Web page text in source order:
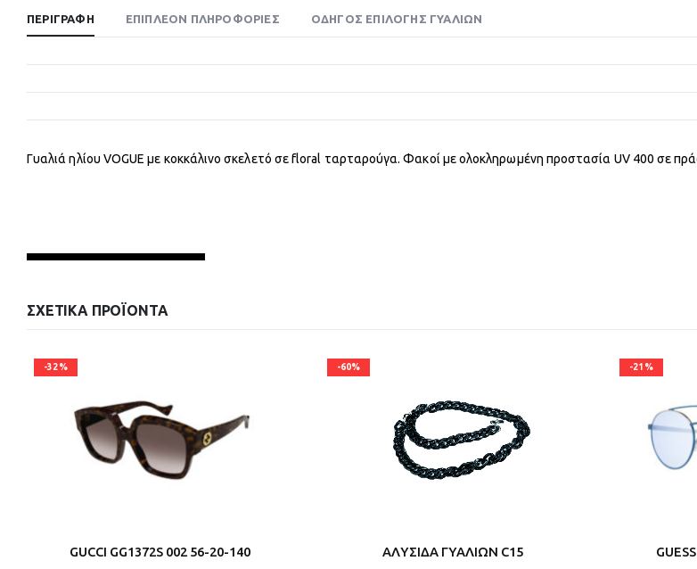
ΠΕΡΙΓΡΑΦΉ ΕΠΙΠΛΈΟΝ ΠΛΗΡΟΦΟΡΊΕΣ ΟΔΗΓΌΣ ΕΠΙΛΟΓΉΣ ΓΥΑΛΙΏΝ
Γυαλιά ηλίου VOGUE με κοκκάλινο σκελετό σε floral ταρταρούγα. Φακοί με ολοκληρωμένη προστασία UV 400 σε
ΣΧΕΤΙΚΆ ΠΡΟΪΌΝΤΑ
-32%
GUCCI GG1372S 002 56-20-140
-60%
ΑΛΥΣΙΔΑ ΓΥΑΛΙΩΝ C15
-21%